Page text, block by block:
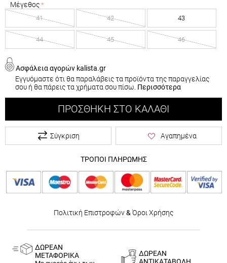
Μέγεθος
41 42 43
44 45 46
Ασφάλεια αγορών kalista.gr
Εγγυόμαστε ότι θα παραλάβεις τα προϊόντα της παραγγελίας
σου ή θα πάρεις τα χρήματα σου πίσω. Περισσότερα
ΠΡΟΣΘΉΚΗ ΣΤΟ ΚΑΛΆΘΙ
Σύγκριση Αγαπημένα
ΤΡΟΠΟΙ ΠΛΗΡΩΜΗΣ
Πολιτική Επιστροφών& Όροι Χρήσης
ΔΩΡΕΑΝ
ΜΕΤΑΦΟΡΙΚΑ
ΔΩΡΕΑΝ